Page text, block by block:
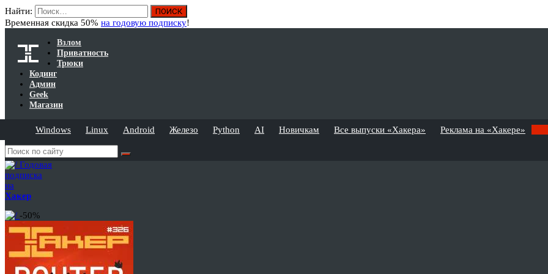
Найти:
Временная скидка 50% на годовую подписку!
Взлом
Приватность
Трюки
Кодинг
Админ
Geek
Магазин
Windows Linux Android Железо Python AI Новичкам Все выпуски «Хакера» Реклама на «Хакере»
Годовая
подписка
на
Хакер
-50%